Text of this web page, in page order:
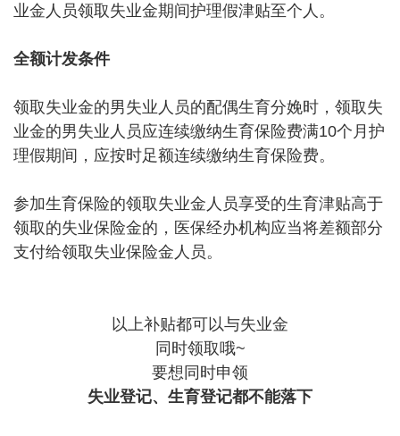
业金人员领取失业金期间护理假津贴至个人。
全额计发条件
领取失业金的男失业人员的配偶生育分娩时，领取失
业金的男失业人员应连续缴纳生育保险费满10个月护
理假期间，应按时足额连续缴纳生育保险费。
参加生育保险的领取失业金人员享受的生育津贴高于
领取的失业保险金的，医保经办机构应当将差额部分
支付给领取失业保险金人员。
以上补贴都可以与失业金
同时领取哦~
要想同时申领
失业登记、生育登记都不能落下